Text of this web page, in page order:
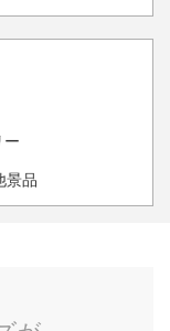
ー
景品